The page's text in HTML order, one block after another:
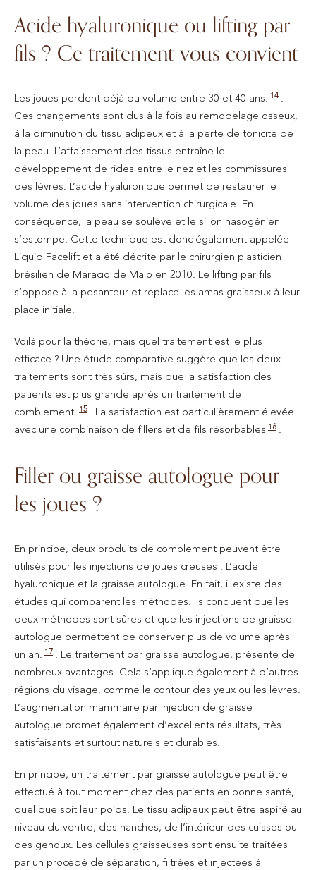
Acide hyaluronique ou lifting par
fils ? Ce traitement vous convient
Les joues perdent déjà du volume entre 30 et 40 ans. 14 .
Ces changements sont dus à la fois au remodelage osseux,
à la diminution du tissu adipeux et à la perte de tonicité de
la peau. L’affaissement des tissus entraîne le
développement de rides entre le nez et les commissures
des lèvres. L’acide hyaluronique permet de restaurer le
volume des joues sans intervention chirurgicale. En
conséquence, la peau se soulève et le sillon nasogénien
s’estompe. Cette technique est donc également appelée
Liquid Facelift et a été décrite par le chirurgien plasticien
brésilien de Maracio de Maio en 2010. Le lifting par fils
s’oppose à la pesanteur et replace les amas graisseux à leur
place initiale.
Voilà pour la théorie, mais quel traitement est le plus
efficace ? Une étude comparative suggère que les deux
traitements sont très sûrs, mais que la satisfaction des
patients est plus grande après un traitement de
comblement. 15 . La satisfaction est particulièrement élevée
avec une combinaison de fillers et de fils résorbables 16 .
Filler ou graisse autologue pour
les joues ?
En principe, deux produits de comblement peuvent être
utilisés pour les injections de joues creuses : L’acide
hyaluronique et la graisse autologue. En fait, il existe des
études qui comparent les méthodes. Ils concluent que les
deux méthodes sont sûres et que les injections de graisse
autologue permettent de conserver plus de volume après
un an. 17 . Le traitement par graisse autologue, présente de
nombreux avantages. Cela s’applique également à d’autres
régions du visage, comme le contour des yeux ou les lèvres.
L’augmentation mammaire par injection de graisse
autologue promet également d’excellents résultats, très
satisfaisants et surtout naturels et durables.
En principe, un traitement par graisse autologue peut être
effectué à tout moment chez des patients en bonne santé,
quel que soit leur poids. Le tissu adipeux peut être aspiré au
niveau du ventre, des hanches, de l’intérieur des cuisses ou
des genoux. Les cellules graisseuses sont ensuite traitées
par un procédé de séparation, filtrées et injectées à